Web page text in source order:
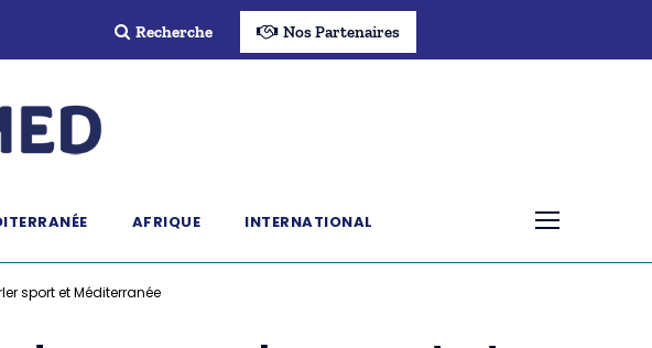
Recherche Nos Partenaires
AFRIQUE INTERNATIONAL
sport et Méditerranée